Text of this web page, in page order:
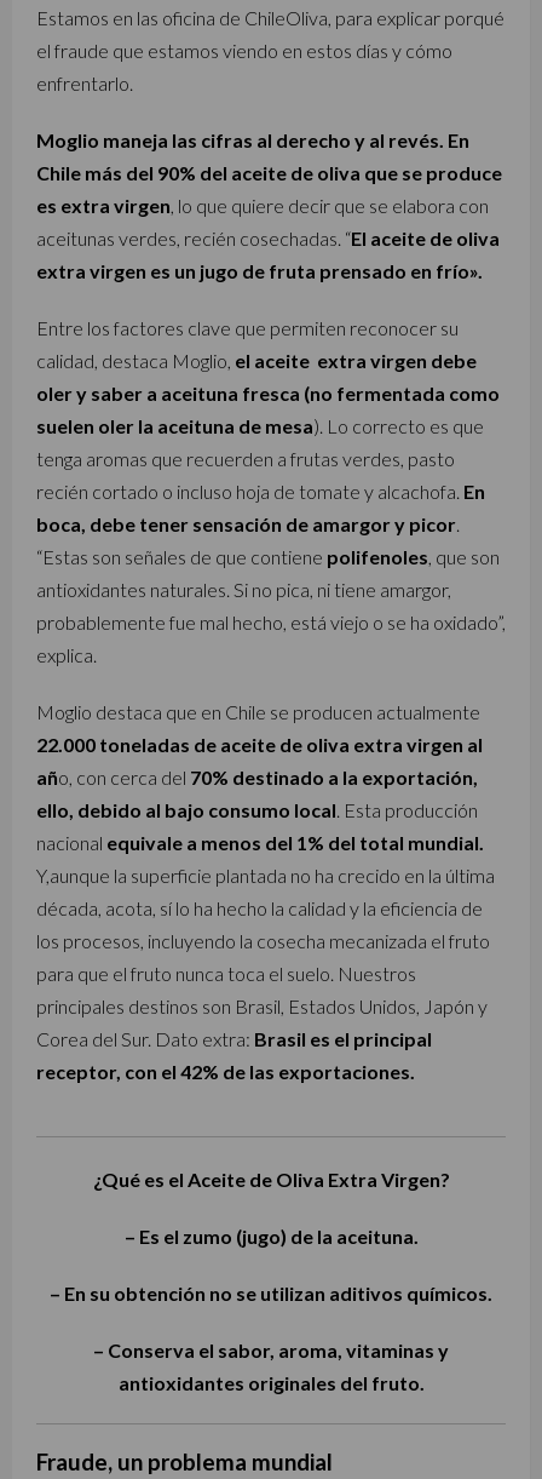
Estamos en las oficina de ChileOliva, para explicar porqué
el fraude que estamos viendo en estos días y cómo
enfrentarlo.
Moglio maneja las cifras al derecho y al revés. En
Chile más del 90% del aceite de oliva que se produce
es extra virgen , lo que quiere decir que se elabora con
aceitunas verdes, recién cosechadas. “El aceite de oliva
extra virgen es un jugo de fruta prensado en frío».
Entre los factores clave que permiten reconocer su
calidad, destaca Moglio, el aceite extra virgen debe
oler y saber a aceituna fresca (no fermentada como
suelen oler la aceituna de mesa). Lo correcto es que
tenga aromas que recuerden a frutas verdes, pasto
recién cortado o incluso hoja de tomate y alcachofa. En
boca, debe tener sensación de amargor y picor
“Estas son señales de que contiene polifenoles , que son
antioxidantes naturales. Si no pica, ni tiene amargor,
probablemente fue mal hecho, está viejo o se ha oxidado”,
explica.
Moglio destaca que en Chile se producen actualmente
22.000 toneladas de aceite de oliva extra virgen al
año, con cerca del 70% destinado a la exportación,
ello, debido al bajo consumo local . Esta producción
nacional equivale a menos del 1% del total mundial.
Y,aunque la superficie plantada no ha crecido en la última
década, acota, sí lo ha hecho la calidad y la eficiencia de
los procesos, incluyendo la cosecha mecanizada el fruto
para que el fruto nunca toca el suelo. Nuestros
principales destinos son Brasil, Estados Unidos, Japón y
Corea del Sur. Dato extra: Brasil es el principal
receptor, con el 42% de las exportaciones.
¿Qué es el Aceite de Oliva Extra Virgen?
– Es el zumo (jugo) de la aceituna.
– En su obtención no se utilizan aditivos químicos.
– Conserva el sabor, aroma, vitaminas y
antioxidantes originales del fruto.
Fraude, un problema mundial